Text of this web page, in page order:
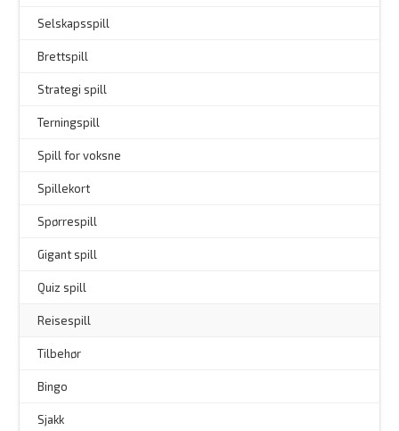
Selskapsspill
Brettspill
Strategi spill
Terningspill
Spill for voksne
Spillekort
Spørrespill
Gigant spill
Quiz spill
Reisespill
Tilbehør
Bingo
Sjakk